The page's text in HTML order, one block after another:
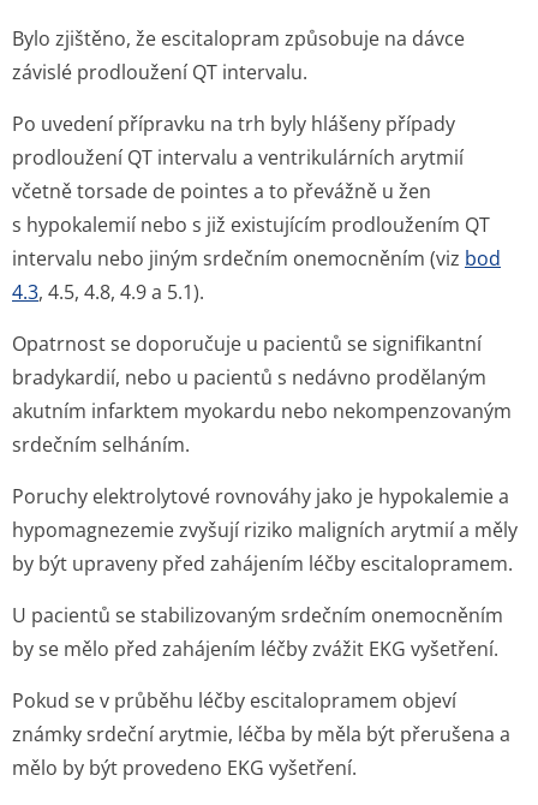
Bylo zjištěno, že escitalopram způsobuje na dávce
závislé prodloužení QT intervalu.
Po uvedení přípravku na trh byly hlášeny případy
prodloužení QT intervalu a ventrikulárních arytmií
včetně torsade de pointes a to převážně u žen
s hypokalemií nebo s již existujícím prodloužením QT
intervalu nebo jiným srdečním onemocněním (viz bod
4.3, 4.5, 4.8, 4.9 a 5.1).
Opatrnost se doporučuje u pacientů se signifikantní
bradykardií, nebo u pacientů s nedávno prodělaným
akutním infarktem myokardu nebo nekompenzovaným
srdečním selháním.
Poruchy elektrolytové rovnováhy jako je hypokalemie a
hypomagnezemie zvyšují riziko maligních arytmií a měly
by být upraveny před zahájením léčby escitalopramem.
U pacientů se stabilizovaným srdečním onemocněním
by se mělo před zahájením léčby zvážit EKG vyšetření.
Pokud se v průběhu léčby escitalopramem objeví
známky srdeční arytmie, léčba by měla být přerušena a
mělo by být provedeno EKG vyšetření.